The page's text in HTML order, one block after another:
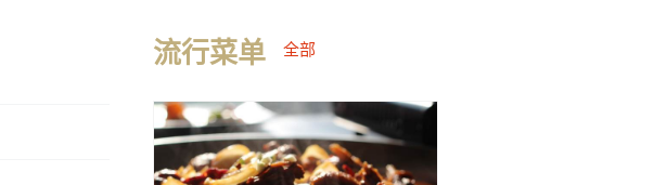
流行菜单 全部